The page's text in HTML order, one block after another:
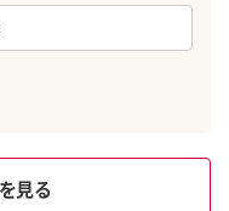
見る